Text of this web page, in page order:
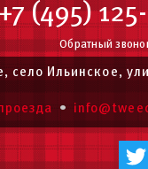
(495)
Обратный
село Ильинское,
•